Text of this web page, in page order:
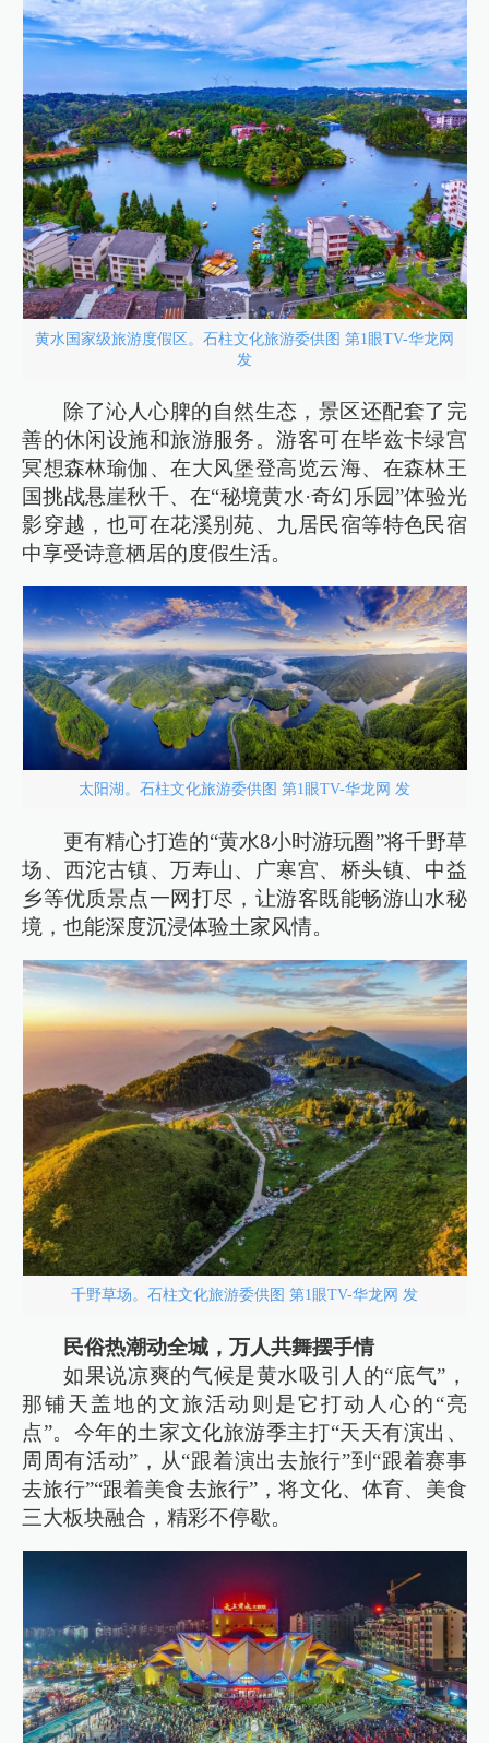
黄水国家级旅游度假区。石柱文化旅游委供图 第1眼TV-华龙网
发
除了沁人心脾的自然生态，景区还配套了完
善的休闲设施和旅游服务。游客可在毕兹卡绿宫
冥想森林瑜伽、在大风堡登高览云海、在森林王
国挑战悬崖秋千、在“秘境黄水·奇幻乐园”体验光
影穿越，也可在花溪别苑、九居民宿等特色民宿
中享受诗意栖居的度假生活。
太阳湖。石柱文化旅游委供图 第1眼TV-华龙网 发
更有精心打造的“黄水8小时游玩圈”将千野草
场、西沱古镇、万寿山、广寒宫、桥头镇、中益
乡等优质景点一网打尽，让游客既能畅游山水秘
境，也能深度沉浸体验土家风情。
千野草场。石柱文化旅游委供图 第1眼TV-华龙网 发
民俗热潮动全城，万人共舞摆手情
如果说凉爽的气候是黄水吸引人的“底气”，
那铺天盖地的文旅活动则是它打动人心的“亮
点”。今年的土家文化旅游季主打“天天有演出、
周周有活动”，从“跟着演出去旅行”到“跟着赛事
去旅行”“跟着美食去旅行”，将文化、体育、美食
三大板块融合，精彩不停歇。